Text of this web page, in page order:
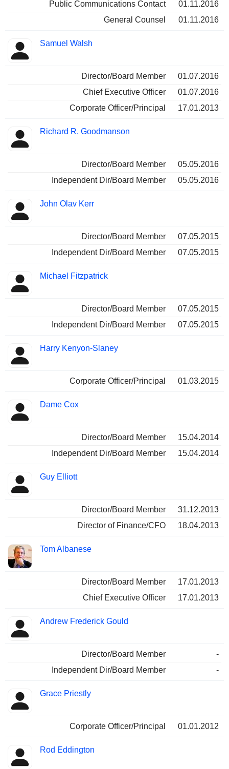
Public Communications Contact
01.11.2016
General Counsel
01.11.2016
Samuel Walsh
Director/Board Member
01.07.2016
Chief Executive Officer
01.07.2016
Corporate Officer/Principal
17.01.2013
Richard R. Goodmanson
Director/Board Member
05.05.2016
Independent Dir/Board Member
05.05.2016
John Olav Kerr
Director/Board Member
07.05.2015
Independent Dir/Board Member
07.05.2015
Michael Fitzpatrick
Director/Board Member
07.05.2015
Independent Dir/Board Member
07.05.2015
Harry Kenyon-Slaney
Corporate Officer/Principal 01.03.2015
Dame Cox
Director/Board Member
15.04.2014
Independent Dir/Board Member
15.04.2014
Guy Elliott
Director/Board Member
31.12.2013
Director of Finance/CFO
18.04.2013
Tom Albanese
Director/Board Member
17.01.2013
Chief Executive Officer
17.01.2013
Andrew Frederick Gould
Director/Board Member
-
Independent Dir/Board Member
-
Grace Priestly
Corporate Officer/Principal 01.01.2012
Rod Eddington